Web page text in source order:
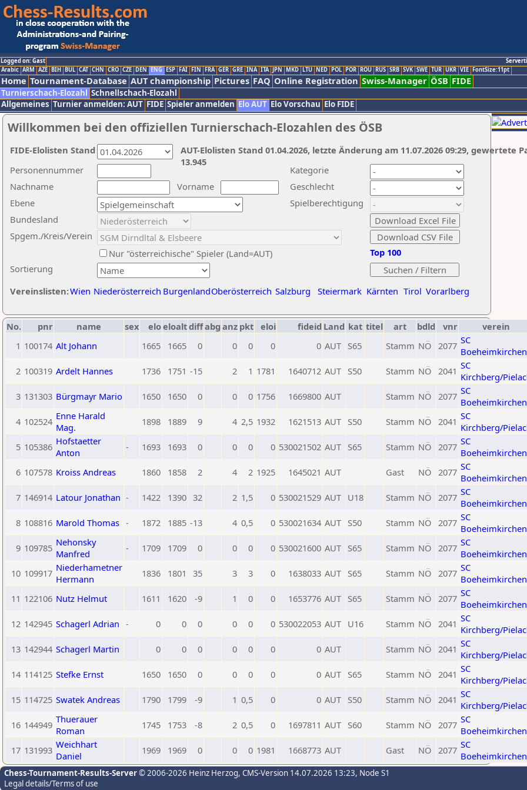
Logged on: Gast
Arabic ARM AZE BIH BUL CAT CHN CRO CZE DEN ENG ESP FAI FIN FRA GER GRE INA ITA JPN MKD LTU NED POL POR ROU RUS SRB SVK SWE TUR UKR VIE FontSize:11pt
Home Tournament-Database AUT championship Pictures FAQ Online Registration Swiss-Manager ÖSB FIDE
Turnierschach-Elozahl Schnellschach-Elozahl
Allgemeines Turnier anmelden: AUT FIDE Spieler anmelden Elo AUT Elo Vorschau Elo FIDE
Willkommen bei den offiziellen Turnierschach-Elozahlen des ÖSB
Nachname
Vorname
Ebene
Kategorie
Sortierung
Personennummer
Bundesland
Spgem./Kreis/Verein
Geschlecht
Nur "österreichische" Spieler (Land=AUT)
Spielberechtigung
Vereinslisten:Wien Niederösterreich BurgenlandOberösterreich Salzburg Steiermark Kärnten Tirol Vorarlberg
Top 100
AUT-Elolisten Stand 01.04.2026, letzte Änderung am 11.07.2026 09:29, gewertete
13.945
FIDE-Elolisten Stand
No. pnr name sex eloeloaltdiffabg anz pkt eloi fideid Land kat titel art bdld vnr
verein
1 100174 Alt Johann 1665 1665 0 0 0 0 0 AUT S65 Stamm NÖ 2077 SC
Boeheimkirchen
2 100319 Ardelt Hannes 1736 1751 -15 2 1 1781 1640712 AUT S50 Stamm NÖ 2041 SC
Kirchberg/
3 131303 Bürgmayr Mario 1650 1650 0 0 0 1756 1669800 AUT Stamm NÖ 2077 SC
Boeheimkirchen
4 102524 Enne Harald
Mag.
1898 1889 9 4 2,5 1932 1621513 AUT S50 Stamm NÖ 2041 SC
Kirchberg/
5 105386 Hofstaetter
Anton
- 1693 1693 0 0 0 0 530021502 AUT S65 Stamm NÖ 2077 SC
Boeheimkirchen
6 107578 Kroiss Andreas 1860 1858 2 4 2 1925 1645021 AUT Gast NÖ 2077 SC
Boeheimkirchen
7 146914 Latour Jonathan - 1422 1390 32 2 1,5 0 530021529 AUT U18 Stamm NÖ 2077 SC
Boeheimkirchen
8 108816 Marold Thomas - 1872 1885 -13 4 0,5 0 530021634 AUT S50 Stamm NÖ 2077 SC
Boeheimkirchen
9 109785 Nehonsky
Manfred
- 1709 1709 0 0 0 0 530021600 AUT S65 Stamm NÖ 2077 SC
Boeheimkirchen
10 109917 Niederhametner
Hermann
1836 1801 35 3 3 0 1638033 AUT S65 Stamm NÖ 2077 SC
Boeheimkirchen
11 122106 Nutz Helmut 1611 1620 -9 1 0 0 1653776 AUT S65 Stamm NÖ 2077 SC
Boeheimkirchen
12 142945 Schagerl Adrian - 0 0 0 0 0 0 530022053 AUT U16 Stamm NÖ 2041 SC
Kirchberg/
13 142944 Schagerl Martin 0 0 0 0 0 0 0 AUT Stamm NÖ 2041 SC
Kirchberg/
14 114125 Stefke Ernst 1650 1650 0 0 0 0 0 AUT S65 Stamm NÖ 2041 SC
Kirchberg/
15 114725 Swatek Andreas 1790 1799 -9 1 0,5 0 0 AUT S50 Stamm NÖ 2041 SC
Kirchberg/
16 144949 Thuerauer
Roman
1745 1753 -8 2 0,5 0 1697811 AUT S60 Stamm NÖ 2077 SC
Boeheimkirchen
17 131993 Weichhart
Daniel
1969 1969 0 0 0 1981 1668773 AUT Gast NÖ 2077 SC
Boeheimkirchen
Chess-Tournament-Results-Server© 2006-2026 Heinz Herzog, CMS-Version 14.07.2026 13:23, Node S1
Legal details/Terms of use